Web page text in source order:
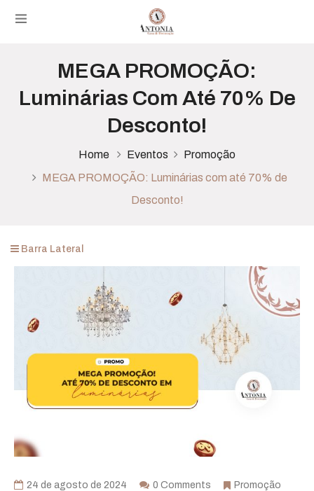
MEGA PROMOÇÃO:
Luminárias Com Até 70% De
Desconto!
Home Eventos
Promoção
MEGA PROMOÇÃO: Luminárias com até 70% de
Desconto!
Barra Lateral
24 de agosto de 2024 0 Comments Promoção